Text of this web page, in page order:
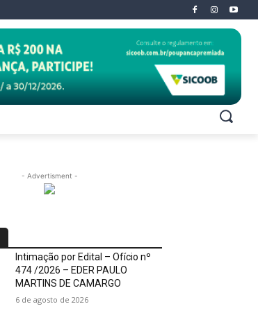
- Advertisment -
Intimação por Edital – Ofício nº
474 /2026 – EDER PAULO
MARTINS DE CAMARGO
6 de agosto de 2026